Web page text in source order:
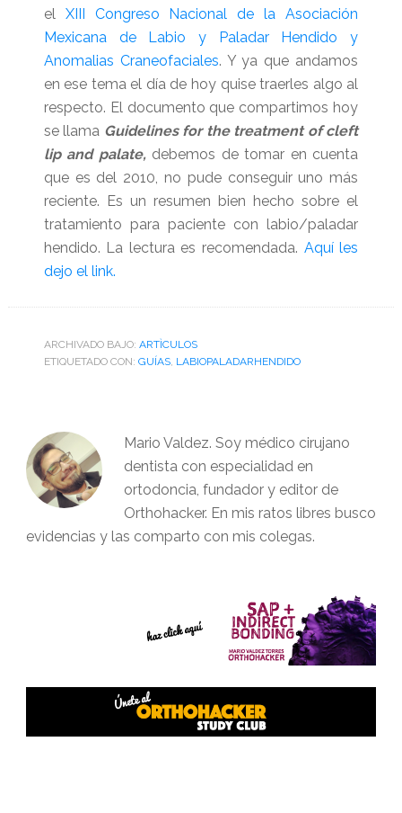
el
XIII Congreso Nacional de la Asociación
Mexicana de Labio y Paladar Hendido y
Anomalias Craneofaciales. Y ya que andamos
en ese tema el día de hoy quise traerles algo al
respecto. El documento que compartimos hoy
se llama Guidelines for the treatment of cleft
lip and palate,debemos de tomar en cuenta
que es del 2010, no pude conseguir uno más
reciente. Es un resumen bien hecho sobre el
tratamiento para paciente con labio/paladar
hendido. La lectura es recomendada. Aquí les
dejo el link.
ARCHIVADO BAJO: ARTÌCULOS
ETIQUETADO CON: GUÍAS, LABIOPALADARHENDIDO
Mario Valdez. Soy médico cirujano
dentista con especialidad en
ortodoncia, fundador y editor de
Orthohacker. En mis ratos libres busco
evidencias y las comparto con mis colegas.